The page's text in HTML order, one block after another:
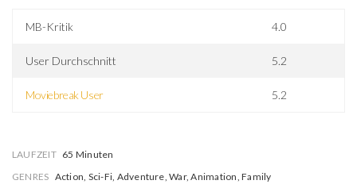
MB-Kritik 4.0
User Durchschnitt 5.2
Moviebreak User 5.2
LAUFZEIT 65 Minuten
GENRES Action, Sci-Fi, Adventure, War, Animation, Family